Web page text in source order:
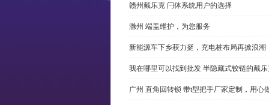
赣州戴乐克 闩体系统用户的选择
滁州 端盖维护，为您服务
新能源车下乡获力挺，充电桩布局再掀浪潮
我在哪里可以找到批发 半隐藏式铰链的戴
广州 直角回转锁 带t型把手厂家定制，用心